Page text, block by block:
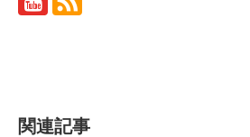
関連記事